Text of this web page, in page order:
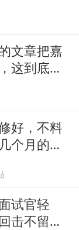
文章把嘉
这到底是
好，不料
个月的功
试官轻
击不留情